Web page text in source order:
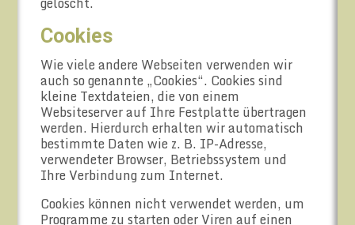
Cookies
Wie viele andere Webseiten verwenden wir
auch so genannte „Cookies“. Cookies sind
kleine Textdateien, die von einem
Websiteserver auf Ihre Festplatte übertragen
werden. Hierdurch erhalten wir automatisch
bestimmte Daten wie z. B. IP-Adresse,
verwendeter Browser, Betriebssystem und
Ihre Verbindung zum Internet.
Cookies können nicht verwendet werden, um
Programme zu starten oder Viren auf einen